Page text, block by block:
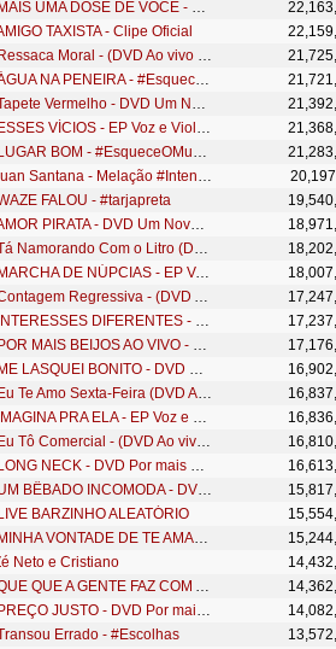
Zé Neto e Cristiano - MAIS UMA DOSE DE VOCÊ - DVD Por mais beijos ao vivo
TAXISTA - Clipe Oficial
Zé Neto e Cristiano - Ressaca Moral - (DVD Ao vivo em São José do Rio Preto)
Zé Neto e Cristiano - ÁGUA NA PENEIRA - #EsqueceOMundoLaFora
Zé Neto e Cristiano - Tapete Vermelho - DVD Um Novo Sonho
Zé Neto e Cristiano - ESSES VÍCIOS - EP Voz e Violão
Zé Neto e Cristiano - LUGAR BOM - #EsqueceOMundoLaFora
Zé Neto e Cristiano, Luan Santana - Melação #Intenso
FALOU - #tarjapreta
Zé Neto e Cristiano - AMOR PIRATA - DVD Um Novo Sonho
Zé Neto e Cristiano - Tá Namorando Com o Litro (DVD Ao vivo em São José do Rio Preto)
Zé Neto e Cristiano - MARCHA DE NÚPCIAS - EP Voz e Violão
Zé Neto e Cristiano - Contagem Regressiva - (DVD Ao vivo em São José do Rio Preto)
Zé Neto e Cristiano - INTERESSES DIFERENTES - DVD Por mais beijos ao vivo
Zé Neto e Cristiano - POR MAIS BEIJOS AO VIVO - DVD Por mais beijos ao vivo
Zé Neto e Cristiano - ME LASQUEI BONITO - DVD Por mais beijos ao vivo
Zé Neto e Cristiano - Eu Te Amo Sexta-Feira (DVD Ao vivo em São José do Rio Preto)
Zé Neto e Cristiano - IMAGINA PRA ELA - EP Voz e Violão
Zé Neto e Cristiano - Eu Tô Comercial - (DVD Ao vivo em São José do Rio Preto)
Zé Neto e Cristiano - LONG NECK - DVD Por mais beijos ao vivo
Zé Neto e Cristiano - UM BÊBADO INCOMODA - DVD Por mais beijos ao vivo
BARZINHO ALEATÓRIO
Zé Neto e Cristiano - MINHA VONTADE DE TE AMAR - DVD Chaaama
Neto e Cristiano
Zé Neto e Cristiano - QUE QUE A GENTE FAZ COM A GENTE - DVD Um Novo Sonho HD
Zé Neto e Cristiano - PREÇO JUSTO - DVD Por mais beijos ao vivo
Errado - #Escolhas